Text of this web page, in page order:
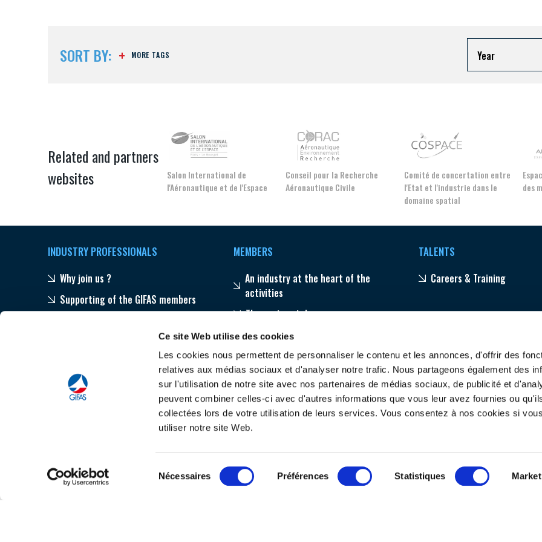
Ce site Web utilise des cookies
Les cookies nous permettent de personnaliser le contenu et les annonces, d'offrir des
relatives aux médias sociaux et d'analyser notre trafic. Nous partageons également des
sur l'utilisation de notre site avec nos partenaires de médias sociaux, de publicité et
peuvent combiner celles-ci avec d'autres informations que vous leur avez fournies ou
collectées lors de votre utilisation de leurs services. Vous consentez à nos cookies si
utiliser notre site Web.
du
Nécessaires Préférences Statistiques
SORT BY: MORE TAGS Year
Related and partners
websitesSalon International de
l'Aéronautique et de l'Espace
Conseil pour la Recherche
Aéronautique Civile
Comité de concertation entre
l'Etat et l'industrie dans le
Espace d'orientation
des métiers autour de
INDUSTRY PROFESSIONALS
Why join us ?
Supporting of the GIFAS members
Our networks throughout the world
MEMBERS
An industry at the heart of the
activities
The sector stakes
Programs
TALENTS
Careers & Training
CONNEXION
Développez votre activité à l’étranger et assurez la
Rejoignez une filière
réseau au sein d’un
DEMANDE
OUI NON